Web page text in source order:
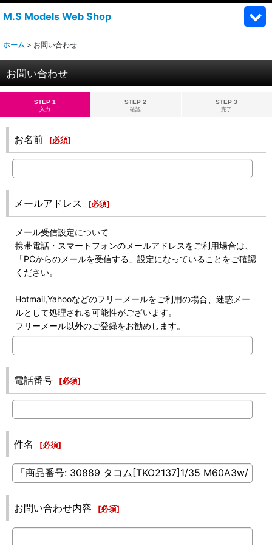
M.S Models Web Shop
ホーム > お問い合わせ
お問い合わせ
STEP 1
入力
STEP 2
確認
STEP 3
完了
お名前 [必須]
メールアドレス [必須]
メール受信設定について
携帯電話・スマートフォンのメールアドレスをご利用場合は、
「PCからのメールを受信する」設定になっていることをご確認
ください。
Hotmail,Yahooなどのフリーメールをご利用の場合、迷惑メー
ルとして処理される可能性がございます。
フリーメール以外のご登録をお勧めします。
電話番号 [必須]
件名 [必須]
お問い合わせ内容 [必須]